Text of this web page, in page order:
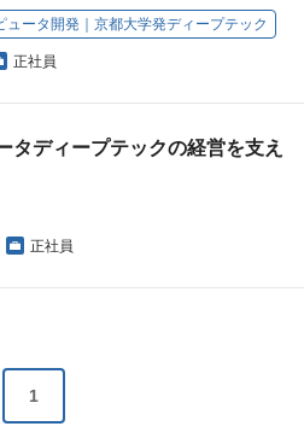
ュータ開発｜京都大学発ディープテック
正社員
タディープテックの経営を支え
正社員
1